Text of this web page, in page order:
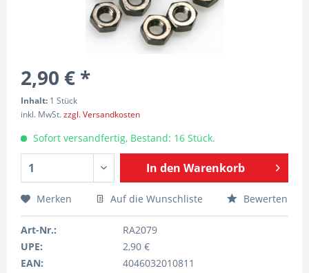
2,90 € *
Inhalt: 1 Stück
inkl. MwSt.zzgl. Versandkosten
Sofort versandfertig, Bestand: 16 Stück.
In den Warenkorb
Merken Auf die Wunschliste Bewerten
Art-Nr.:
RA2079
UPE:
2,90 €
EAN:
4046032010811